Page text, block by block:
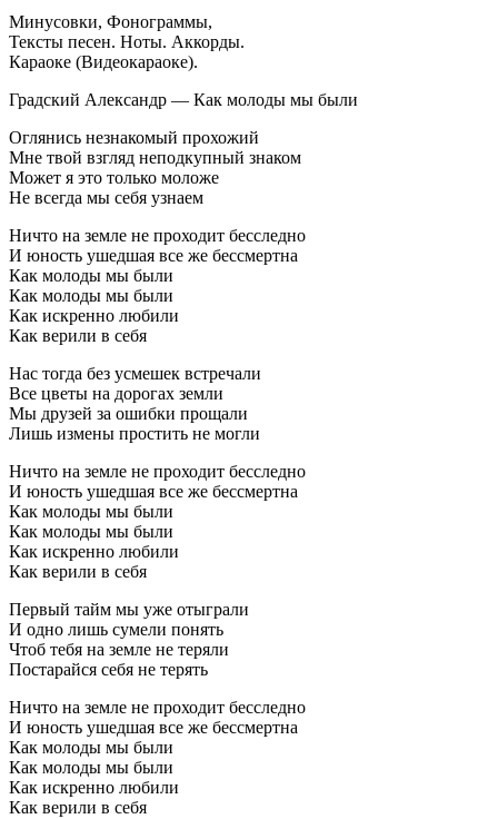
Минусовки, Фонограммы,
Тексты песен. Ноты. Аккорды.
Караоке (Видеокараоке).
Градский Александр — Как молоды мы были
Оглянись незнакомый прохожий
Мне твой взгляд неподкупный знаком
Может я это только моложе
Не всегда мы себя узнаем
Ничто на земле не проходит бесследно
И юность ушедшая все же бессмертна
Как молоды мы были
Как молоды мы были
Как искренно любили
Как верили в себя
Нас тогда без усмешек встречали
Все цветы на дорогах земли
Мы друзей за ошибки прощали
Лишь измены простить не могли
Ничто на земле не проходит бесследно
И юность ушедшая все же бессмертна
Как молоды мы были
Как молоды мы были
Как искренно любили
Как верили в себя
Первый тайм мы уже отыграли
И одно лишь сумели понять
Чтоб тебя на земле не теряли
Постарайся себя не терять
Ничто на земле не проходит бесследно
И юность ушедшая все же бессмертна
Как молоды мы были
Как молоды мы были
Как искренно любили
Как верили в себя